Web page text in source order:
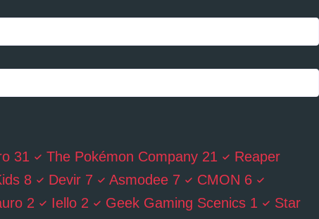
31 The Pokémon Company 21
Reaper
8 Devir 7 Asmodee 7 CMON 6
2 Iello 2 Geek Gaming Scenics 1
Star